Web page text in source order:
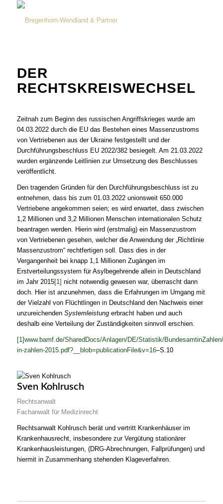
DER
RECHTSKREISWECHSEL
Zeitnah zum Beginn des russischen Angriffskrieges wurde am
04.03.2022 durch die EU das Bestehen eines Massenzustroms
von Vertriebenen aus der Ukraine festgestellt und der
Durchführungsbeschluss EU 2022/382 besiegelt. Am 21.03.2022
wurden ergänzende Leitlinien zur Umsetzung des Beschlusses
veröffentlicht.
Den tragenden Gründen für den Durchführungsbeschluss ist zu
entnehmen, dass bis zum 01.03.2022 unionsweit 650.000
Vertriebene angekommen seien; es wird erwartet, dass zwischen
1,2 Millionen und 3,2 Millionen Menschen internationalen Schutz
beantragen werden. Hierin wird (erstmalig) ein Massenzustrom
von Vertriebenen gesehen, welcher die Anwendung der „Richtlinie
Massenzustrom“ rechtfertigen soll. Dass dies in der
Vergangenheit bei knapp 1,1 Millionen Zugängen im
Erstverteilungssystem für Asylbegehrende allein in Deutschland
im Jahr 2015[1] nicht notwendig gewesen war, überrascht dann
doch. Hier ist anzunehmen, dass die Erfahrungen im Umgang mit
der Vielzahl von Flüchtlingen in Deutschland den Nachweis einer
unzureichenden Systemleistungerbracht haben und auch
deshalb eine Verteilung der Zuständigkeiten sinnvoll erschien.
[1]www.bamf.de/SharedDocs/Anlagen/DE/Statistik/
in-zahlen-2015.pdf?__blob=publicationFile&v=16–S.10
Sven Kohlrusch
Rechtsanwalt
Fachanwalt für Medizinrecht
Rechtsanwalt Kohlrusch berät und vertritt Krankenhäuser im
Krankenhausrecht, insbesondere zur Vergütung stationärer
Krankenhausleistungen, (DRG-Abrechnungen, Fallprüfungen) und
hiermit in Zusammenhang stehenden Klageverfahren.